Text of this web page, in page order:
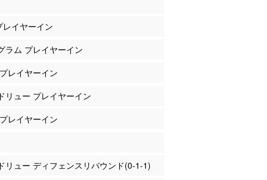
イヤーイン
ラム プレイヤーイン
レイヤーイン
リュー プレイヤーイン
レイヤーイン
リュー ディフェンスリバウンド(0-1-1)